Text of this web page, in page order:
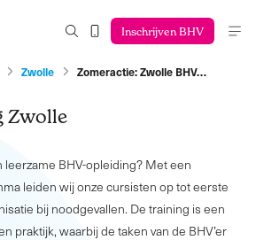
Inschrijven BHV
Zwolle Zomeractie: Zwolle BHV…
Zwolle
leerzame BHV-opleiding? Met een
leiden wij onze cursisten op tot eerste
bij noodgevallen. De training is een
praktijk, waarbij de taken van de BHV’er